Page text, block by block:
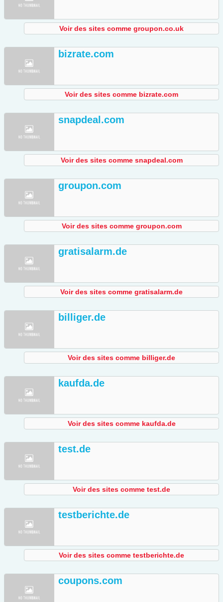
Voir des sites comme groupon.co.uk
bizrate.com
Voir des sites comme bizrate.com
snapdeal.com
Voir des sites comme snapdeal.com
groupon.com
Voir des sites comme groupon.com
gratisalarm.de
Voir des sites comme gratisalarm.de
billiger.de
Voir des sites comme billiger.de
kaufda.de
Voir des sites comme kaufda.de
test.de
Voir des sites comme test.de
testberichte.de
Voir des sites comme testberichte.de
coupons.com